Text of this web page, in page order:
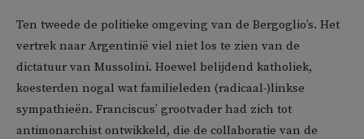
Ten tweede de politieke omgeving van de Bergoglio’s. Het
vertrek naar Argentinië viel niet los te zien van de
dictatuur van Mussolini. Hoewel belijdend katholiek,
koesterden nogal wat familieleden (radicaal-)linkse
sympathieën. Franciscus’ grootvader had zich tot
antimonarchist ontwikkeld, die de collaboratie van de